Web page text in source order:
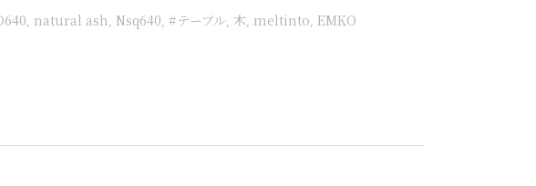
, natural ash, Nsq640, #テーブル, 木, meltinto, EMKO